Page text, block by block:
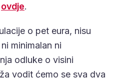
ovdje.
o pet eura, nisu
minimalan ni
odluke o visini
vodit ćemo se sva dva